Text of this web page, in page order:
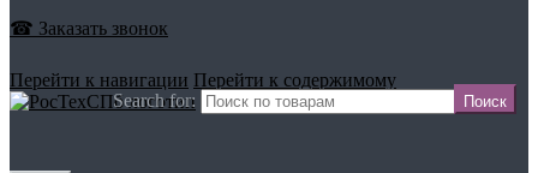
☎ Заказать звонок
Search for:
Перейти к навигации Перейти к содержимому